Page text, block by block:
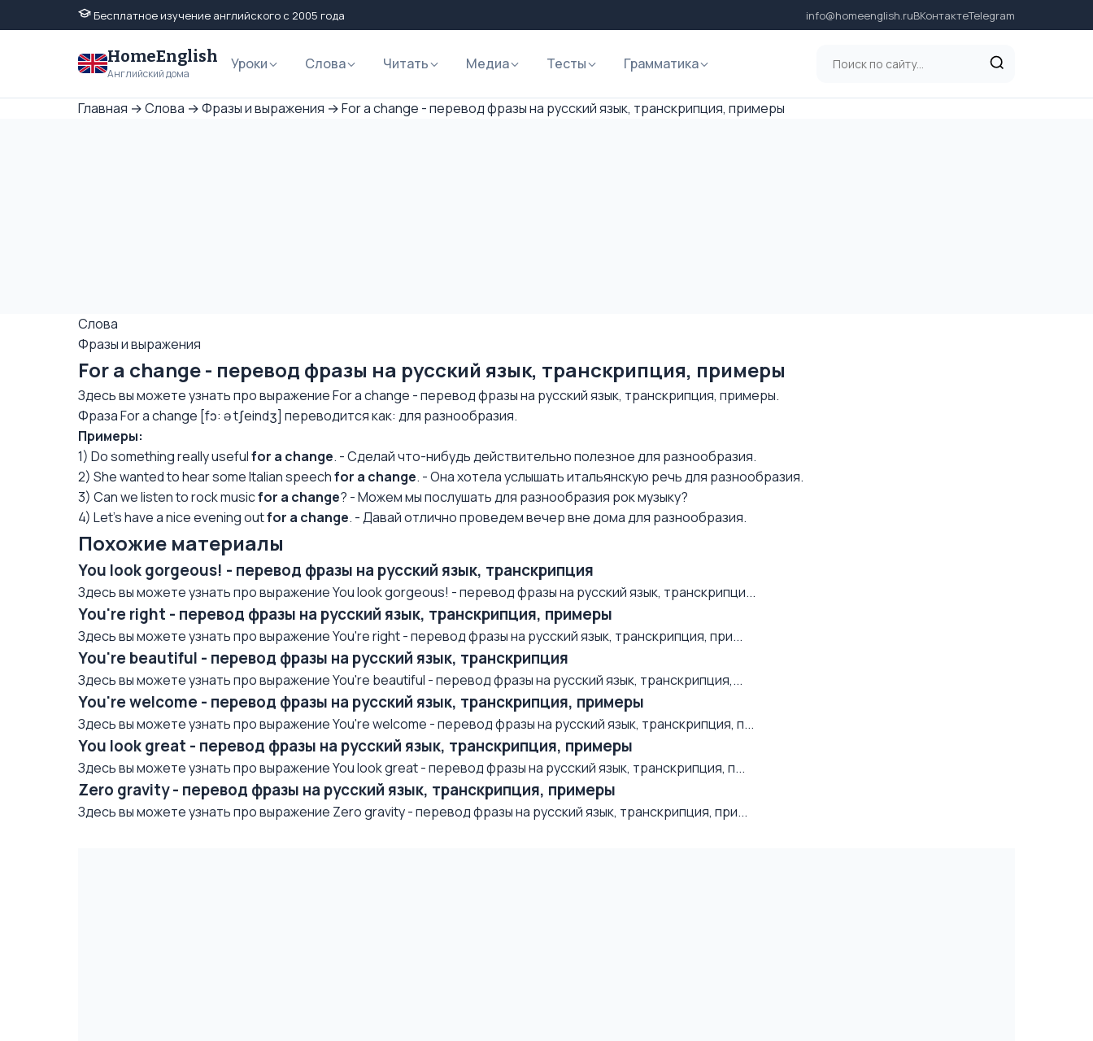
Бесплатное изучение английского с 2005 года info@homeenglish.ruВКонтактеTelegram
HomeEnglish
Английский дома
Уроки Слова Читать Медиа Тесты Грамматика
Главная →Слова →Фразы и выражения →For a change - перевод фразы на русский язык, транскрипция, примеры
Слова
Фразы и выражения
For a change - перевод фразы на русский язык, транскрипция, примеры
Здесь вы можете узнать про выражение For a change - перевод фразы на русский язык, транскрипция, примеры.
Фраза For a change [fɔ: ə tʃeindʒ] переводится как: для разнообразия.
Примеры:
1) Do something really usefulfor a change. - Сделай что-нибудь действительно полезное для разнообразия.
2) She wanted to hear some Italian speechfor a change. - Она хотела услышать итальянскую речь для разнообразия.
3) Can we listen to rock musicfor a change? - Можем мы послушать для разнообразия рок музыку?
4) Let's have a nice evening outfor a change. - Давай отлично проведем вечер вне дома для разнообразия.
Похожие материалы
You look gorgeous! - перевод фразы на русский язык, транскрипция
Здесь вы можете узнать про выражение You look gorgeous! - перевод фразы на русский язык, транскрипци...
You're right - перевод фразы на русский язык, транскрипция, примеры
Здесь вы можете узнать про выражение You're right - перевод фразы на русский язык, транскрипция, при...
You're beautiful - перевод фразы на русский язык, транскрипция
Здесь вы можете узнать про выражение You're beautiful - перевод фразы на русский язык, транскрипция,...
You're welcome - перевод фразы на русский язык, транскрипция, примеры
Здесь вы можете узнать про выражение You're welcome - перевод фразы на русский язык, транскрипция, п...
You look great - перевод фразы на русский язык, транскрипция, примеры
Здесь вы можете узнать про выражение You look great - перевод фразы на русский язык, транскрипция, п...
Zero gravity - перевод фразы на русский язык, транскрипция, примеры
Здесь вы можете узнать про выражение Zero gravity - перевод фразы на русский язык, транскрипция, при...